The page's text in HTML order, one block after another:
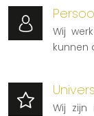
Wij
kunnen
Wij zijn